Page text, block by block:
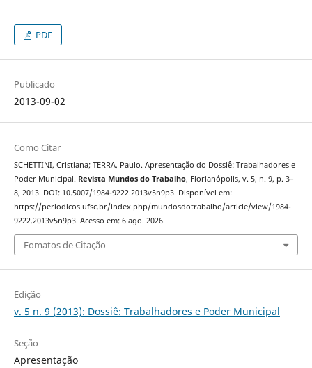
PDF
Publicado
2013-09-02
Como Citar
SCHETTINI, Cristiana; TERRA, Paulo. Apresentação do Dossiê: Trabalhadores e
Poder Municipal. Revista Mundos do Trabalho, Florianópolis, v. 5, n. 9, p. 3–
8, 2013. DOI: 10.5007/1984-9222.2013v5n9p3. Disponível em:
https://periodicos.ufsc.br/index.php/mundosdotrabalho/article/view/1984-
9222.2013v5n9p3. Acesso em: 6 ago. 2026.
Fomatos de Citação
Edição
v. 5 n. 9 (2013): Dossiê: Trabalhadores e Poder Municipal
Seção
Apresentação